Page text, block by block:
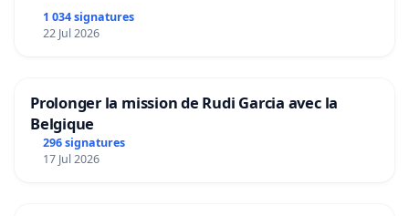
1 034 signatures
22 Jul 2026
Prolonger la mission de Rudi Garcia avec la
Belgique
296 signatures
17 Jul 2026